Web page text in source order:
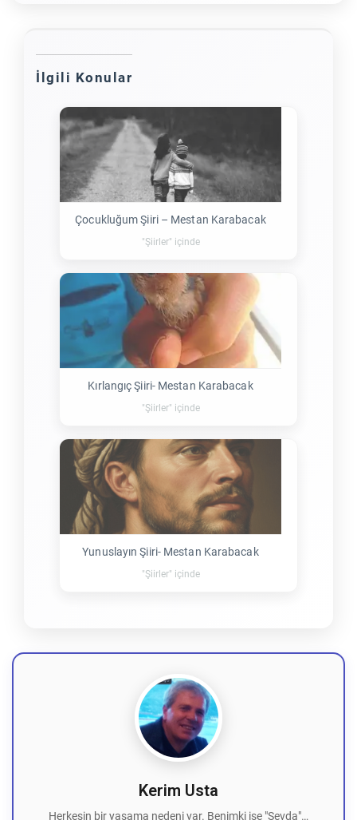
İlgili Konular
Çocukluğum Şiiri – Mestan Karabacak
"Şiirler" içinde
Kırlangıç Şiiri- Mestan Karabacak
"Şiirler" içinde
Yunuslayın Şiiri- Mestan Karabacak
"Şiirler" içinde
Kerim Usta
Herkesin bir yaşama nedeni var. Benimki ise "Sevda"…